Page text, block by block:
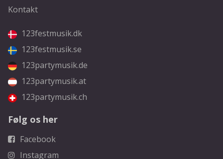
Kontakt
123festmusik.dk
123festmusik.se
123partymusik.de
123partymusik.at
123partymusik.ch
Følg os her
Facebook
Instagram